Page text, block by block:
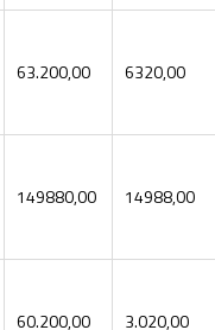
63.200,00 6320,00
149880,00 14988,00
60.200,00 3.020,00